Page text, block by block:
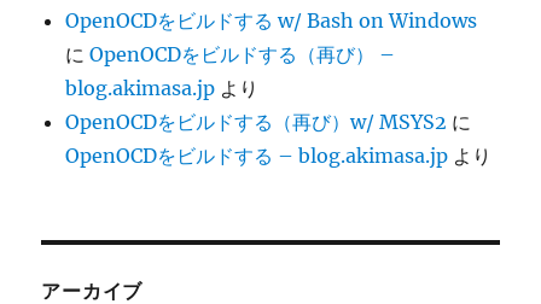
OpenOCDをビルドする w/ Bash on Windows
にOpenOCDをビルドする（再び） –
blog.akimasa.jp より
OpenOCDをビルドする（再び）w/ MSYS2 に
OpenOCDをビルドする – blog.akimasa.jp より
アーカイブ